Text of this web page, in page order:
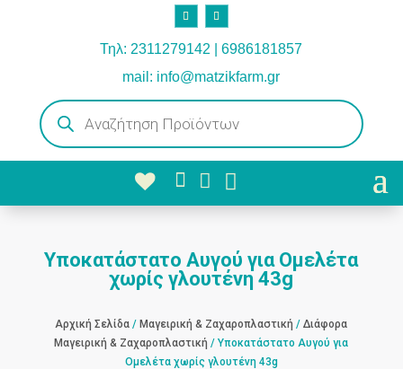
Τηλ: 2311279142 | 6986181857
mail: info@matzikfarm.gr
Products
search
  
Υποκατάστατο Αυγού για Ομελέτα
χωρίς γλουτένη 43g
Αρχική Σελίδα /Μαγειρική & Ζαχαροπλαστική /Διάφορα
Μαγειρική & Ζαχαροπλαστική / Υποκατάστατο Αυγού για
Ομελέτα χωρίς γλουτένη 43g